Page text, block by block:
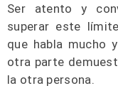
Ser atento y
superar este
que habla mucho
otra parte
la otra persona.